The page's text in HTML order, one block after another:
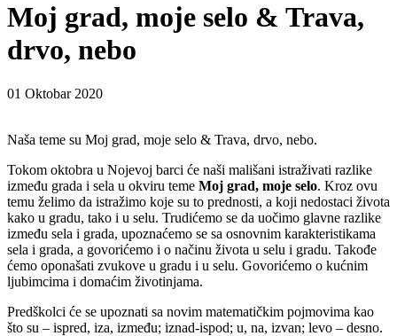
Moj grad, moje selo & Trava,
drvo, nebo
01 Oktobar 2020
Naša teme su Moj grad, moje selo & Trava, drvo, nebo.
Tokom oktobra u Nojevoj barci će naši mališani istraživati razlike
između grada i sela u okviru teme Moj grad, moje selo. Kroz ovu
temu želimo da istražimo koje su to prednosti, a koji nedostaci života
kako u gradu, tako i u selu. Trudićemo se da uočimo glavne razlike
između sela i grada, upoznaćemo se sa osnovnim karakteristikama
sela i grada, a govorićemo i o načinu života u selu i gradu. Takođe
ćemo oponašati zvukove u gradu i u selu. Govorićemo o kućnim
ljubimcima i domaćim životinjama.
Predškolci će se upoznati sa novim matematičkim pojmovima kao
što su – ispred, iza, između; iznad-ispod; u, na, izvan; levo – desno.